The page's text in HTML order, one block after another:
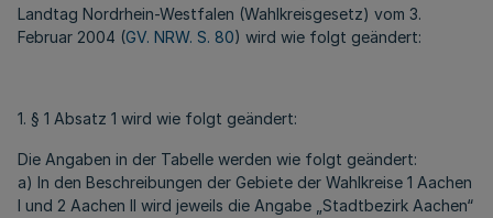
Landtag Nordrhein-Westfalen (Wahlkreisgesetz) vom 3.
Februar 2004 (GV. NRW. S. 80) wird wie folgt geändert:
1. § 1 Absatz 1 wird wie folgt geändert:
Die Angaben in der Tabelle werden wie folgt geändert:
a) In den Beschreibungen der Gebiete der Wahlkreise 1 Aachen
I und 2 Aachen II wird jeweils die Angabe „Stadtbezirk Aachen“